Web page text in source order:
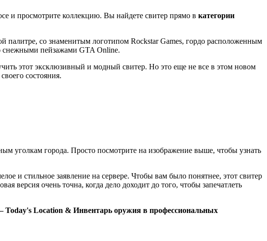
и просмотрите коллекцию. Вы найдете свитер прямо в категории
со знаменитым логотипом Rockstar Games, гордо расположенным
снежными пейзажами GTA Online.
этот эксклюзивный и модный свитер. Но это еще не все в этом новом
состояния.
уголкам города. Просто посмотрите на изображение выше, чтобы узнать
и стильное заявление на сервере. Чтобы вам было понятнее, этот свитер
версия очень точна, когда дело доходит до того, чтобы запечатлеть
Today's Location & Инвентарь оружия в профессиональных